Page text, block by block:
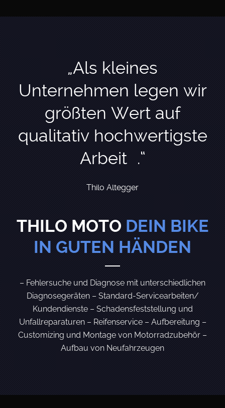
„Als kleines
Unternehmen legen wir
größten Wertauf
qualitativ hochwertigste
Arbeit .“
Thilo Altegger
THILO MOTO DEIN BIKE
IN GUTEN HÄNDEN
– Fehlersuche und Diagnose mit unterschiedlichen
Diagnosegeräten– Standard-Servicearbeiten/
Kundendienste– Schadensfeststellung und
Unfallreparaturen– Reifenservice– Aufbereitung–
Customizing und Montage von Motorradzubehör–
Aufbau von Neufahrzeugen